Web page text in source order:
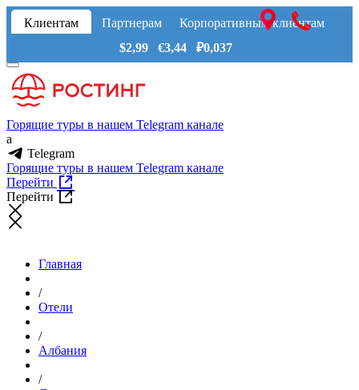
Клиентам Партнерам
Корпоративным клиентам
$2,99 €3,44 ₽0,037
Горящие туры в нашем Telegram канале
a
Telegram
Горящие туры в нашем Telegram канале
Перейти
Перейти
Главная
/
Отели
/
Албания
/